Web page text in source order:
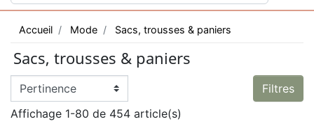
Accueil Mode Sacs, trousses & paniers
Sacs, trousses & paniers
Filtres
Affichage 1-80 de 454 article(s)